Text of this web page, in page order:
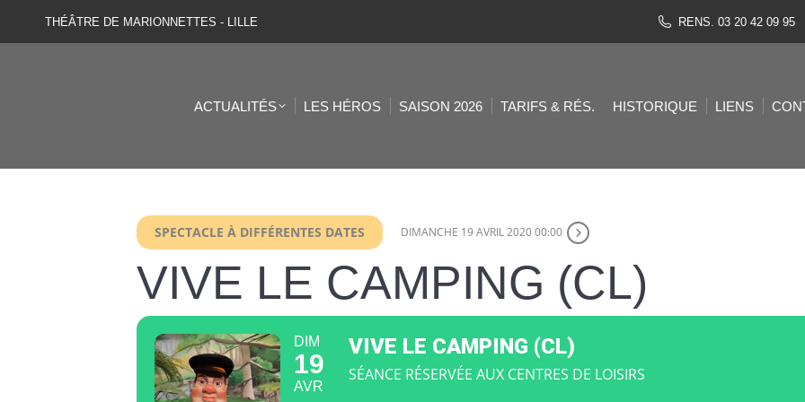
THÉÂTRE DE MARIONNETTES - LILLE RENS. 03 20 42 09 95
ACTUALITÉS LES HÉROS SAISON 2026 TARIFS & RÉS. HISTORIQUE LIENS
SPECTACLE À DIFFÉRENTES DATES DIMANCHE 19 AVRIL 2020 00:00
VIVE LE CAMPING (CL)
DIM
19
AVR
VIVE LE CAMPING (CL)
SÉANCE RÉSERVÉE AUX CENTRES DE LOISIRS